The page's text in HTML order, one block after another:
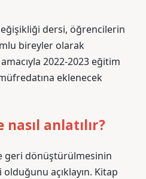
dersi, öğrencilerin
bireyler olarak
2022-2023 eğitim
eklenecek
anlatılır?
geri dönüştürülmesinin
açıklayın. Kitap